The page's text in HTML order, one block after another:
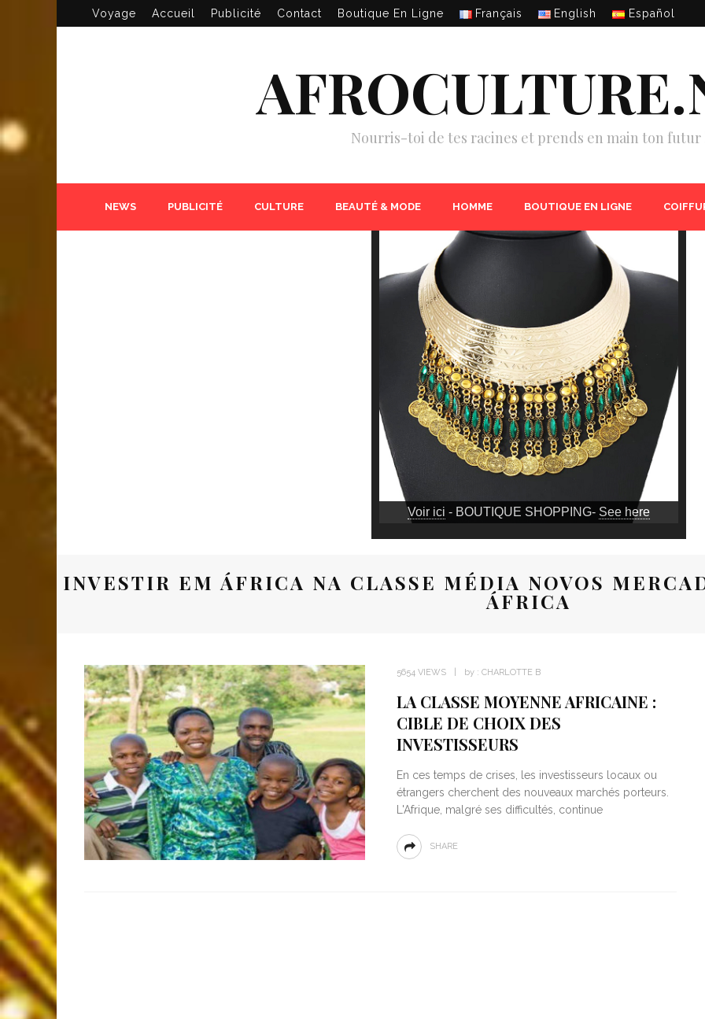
Voyage Accueil Publicité Contact Boutique En Ligne Français English Español
Nourris-toi de tes racines et prends en main ton futur
NEWS PUBLICITÉ CULTURE BEAUTÉ & MODE HOMME BOUTIQUE EN LIGNE
Voir ici - BOUTIQUE SHOPPING- See here
INVESTIR EM ÁFRICA NA CLASSE MÉDIA NOVOS
ÁFRICA
5654 VIEWS by : CHARLOTTE B
LA CLASSE MOYENNE AFRICAINE :
CIBLE DE CHOIX DES
INVESTISSEURS
En ces temps de crises, les investisseurs locaux ou
étrangers cherchent des nouveaux marchés porteurs.
L'Afrique, malgré ses difficultés, continue
SHARE